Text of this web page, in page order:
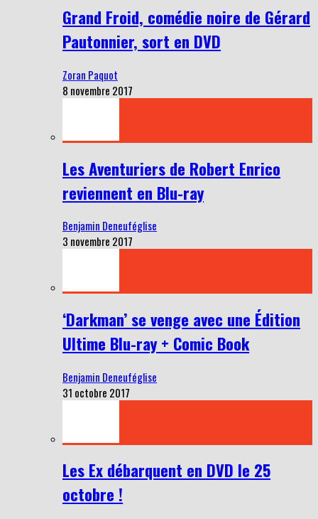
Grand Froid, comédie noire de Gérard
Pautonnier, sort en DVD
Zoran Paquot
8 novembre 2017
Les Aventuriers de Robert Enrico
reviennent en Blu-ray
Benjamin Deneuféglise
3 novembre 2017
‘Darkman’ se venge avec une Édition
Ultime Blu-ray + Comic Book
Benjamin Deneuféglise
31 octobre 2017
Les Ex débarquent en DVD le 25
octobre !